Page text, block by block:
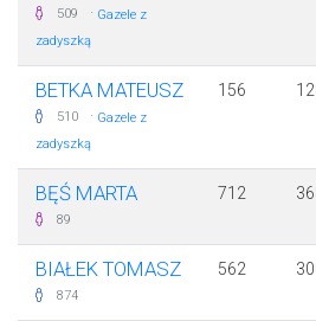
509 · Gazele z
zadyszką
BETKA MATEUSZ
510 · Gazele z
zadyszką
156
BĘŚ MARTA
89
712
BIAŁEK TOMASZ
874
562